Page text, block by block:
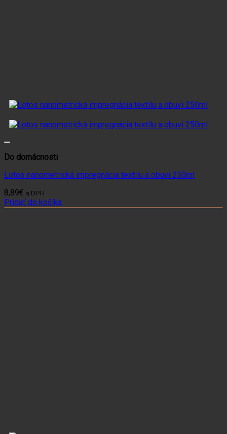
Do domácnosti
Lotos nanometrická impregnácia textilu a obuvi 250ml
8,89€ s DPH
Pridať do košíka